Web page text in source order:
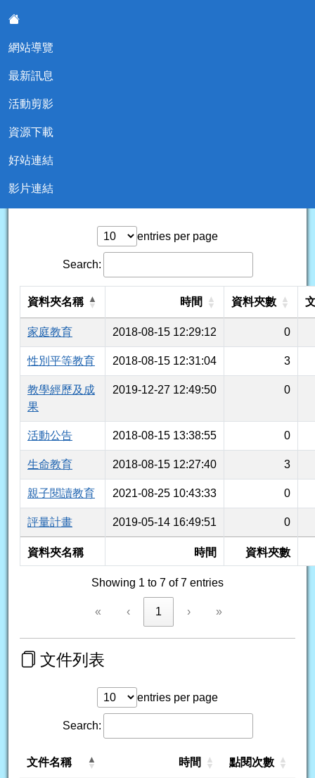
網站導覽
最新訊息
活動剪影
資源下載
好站連結
影片連結
現在位置:資源下載
entries per page
Search:
資料夾名稱 時間 資料夾數
資料夾名稱 時間 資料夾數
家庭教育 2018-08-15 12:29:12 0
性別平等教育 2018-08-15 12:31:04 3
教學經歷及成
果
2019-12-27 12:49:50 0
活動公告 2018-08-15 13:38:55 0
生命教育 2018-08-15 12:27:40 3
親子閱讀教育 2021-08-25 10:43:33 0
評量計畫 2019-05-14 16:49:51 0
Showing 1 to 7 of 7 entries
« ‹ 1 › »
文件列表
entries per page
Search:
文件名稱 時間 點閱次數